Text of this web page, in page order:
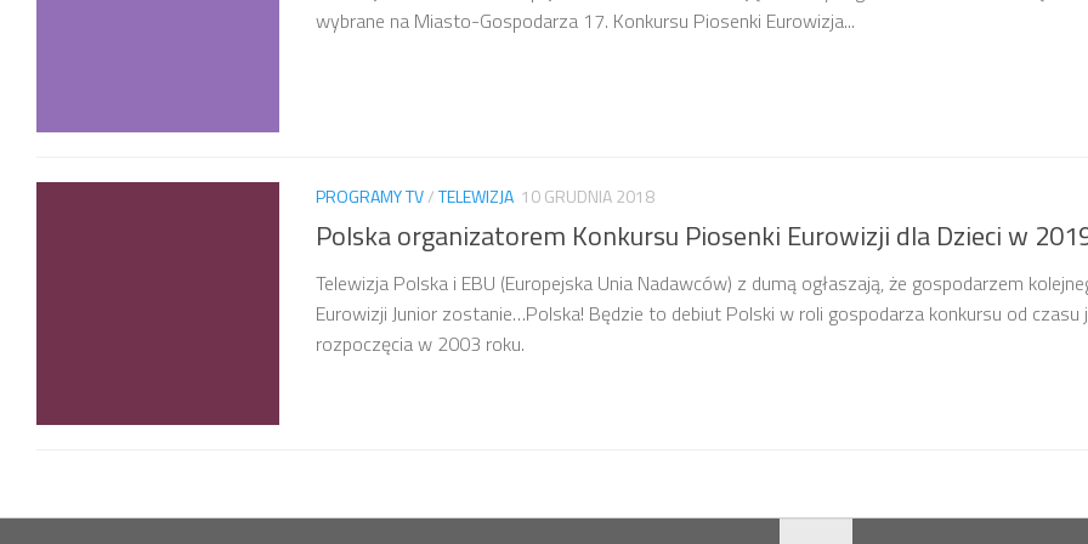
wybrane na Miasto-Gospodarza 17. Konkursu Piosenki Eurowizja...
PROGRAMY TV/TELEWIZJA 10 GRUDNIA 2018
Polska organizatorem Konkursu Piosenki Eurowizji dla Dzieci w
Telewizja Polska i EBU (Europejska Unia Nadawców) z dumą ogłaszają, że gospodarzem
Eurowizji Junior zostanie…Polska! Będzie to debiut Polski w roli gospodarza konkursu od czasu
rozpoczęcia w 2003 roku.